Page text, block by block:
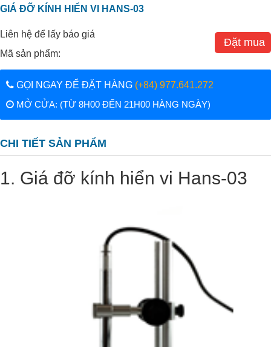
GIÁ ĐỠ KÍNH HIỂN VI HANS-03
Liên hệ để lấy báo giá
Mã sản phẩm:
Đặt mua
GỌI NGAY ĐỂ ĐẶT HÀNG (+84) 977.641.272
MỞ CỬA: (TỪ 8H00 ĐẾN 21H00 HÀNG NGÀY)
CHI TIẾT SẢN PHẨM
1. Giá đỡ kính hiển vi Hans-03